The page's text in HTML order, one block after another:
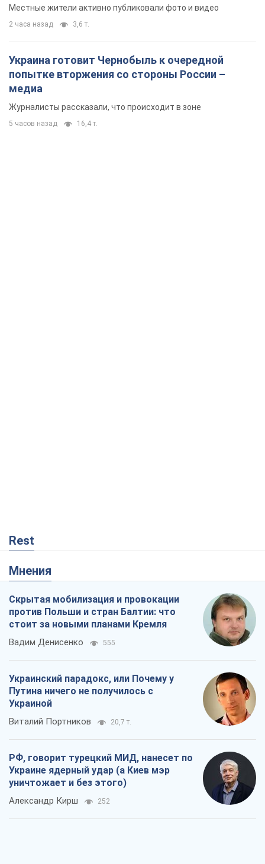
Местные жители активно публиковали фото и видео
2 часа назад 3,6 т.
Украина готовит Чернобыль к очередной
попытке вторжения со стороны России –
медиа
Журналисты рассказали, что происходит в зоне
5 часов назад 16,4 т.
Rest
Мнения
Скрытая мобилизация и провокации
против Польши и стран Балтии: что
стоит за новыми планами Кремля
Вадим Денисенко 555
Украинский парадокс, или Почему у
Путина ничего не получилось с
Украиной
Виталий Портников 20,7 т.
РФ, говорит турецкий МИД, нанесет по
Украине ядерный удар (а Киев мэр
уничтожает и без этого)
Александр Кирш 252